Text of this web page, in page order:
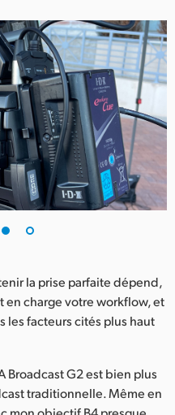
la prise parfaite dépend,
en charge votre workflow, et
les facteurs cités plus haut
Broadcast G2 est bien plus
traditionnelle. Même en